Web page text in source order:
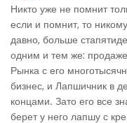
Никто уже не помнит
если и помнит, то
давно, больше
одним и тем же:
Рынка с его
бизнес, и Лапшичник в
концами. Зато его все
берет у него лапшу с